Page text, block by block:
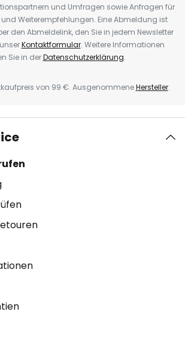
und Umfragen sowie Anfragen für
Weiterempfehlungen. Eine Abmeldung ist
den Abmeldelink, den Sie in jedem Newsletter
Kontaktformular. Weitere Informationen
Sie in derDatenschutzerklärung.
von 99 €. AusgenommeneHersteller.